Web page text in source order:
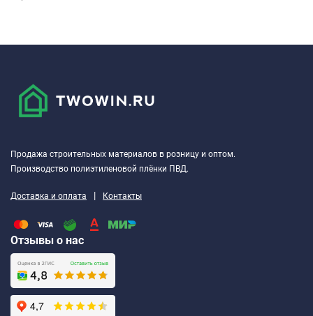
Продажа строительных материалов в розницу и оптом.
Производство полиэтиленовой плёнки ПВД.
Доставка и оплата | Контакты
Отзывы о нас